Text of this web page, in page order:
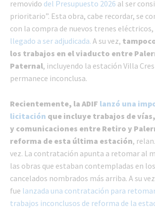
removido del Presupuesto 2026 al ser
prioritario”. Esta obra, cabe recordar, se
con la compra de nuevos trenes eléctricos,
llegado a ser adjudicada. A su vez,
los trabajos en el viaducto entre
Paternal, incluyendo la estación Villa
permanece inconclusa.
Recientemente, la ADIF lanzó una
licitación que incluye trabajos de
y comunicaciones entre Retiro y
reforma de esta última estación,
vez. La contratación apunta a retomar al
las obras que estaban contempladas en
cancelados nombrados más arriba. A su
fue lanzada una contratación para
trabajos inconclusos de reforma de la